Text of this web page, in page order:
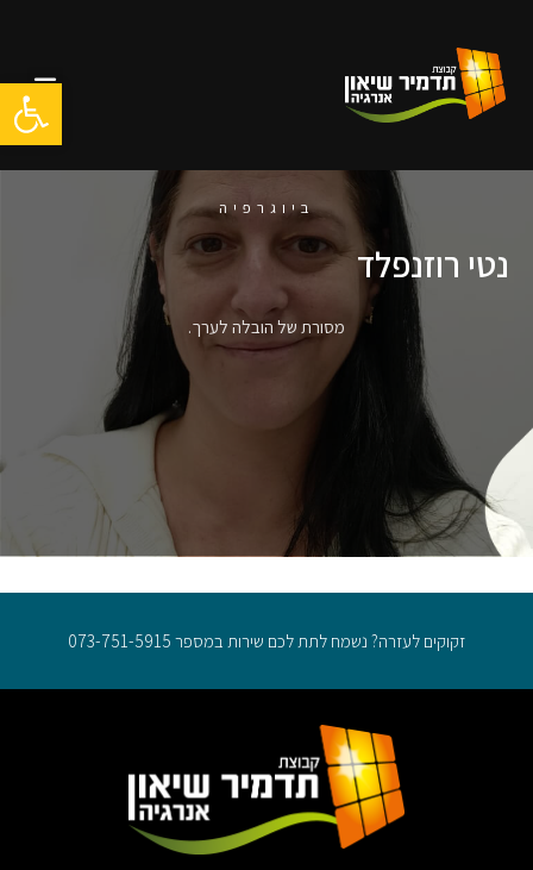
פתח
ביוגרפיה
נטי רוזנפלד
מסורת של הובלה לערך.
זקוקים לעזרה? נשמח לתת לכם שירות במספר 073-751-5915